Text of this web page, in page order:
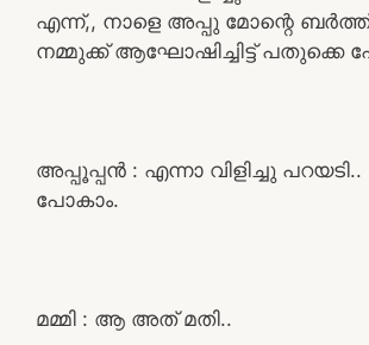
എന്ന്,, നാളെ അപ്പു മോന്റെ
നമ്മുക്ക് ആഘോഷിച്ചിട്ട് പതുക്കെ
അപ്പൂപ്പൻ : എന്നാ വിളിച്ചു
പോകാം.
മമ്മി : ആ അത് മതി..